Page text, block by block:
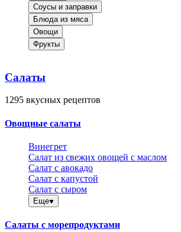
Соусы и заправки
Блюда из мяса
Овощи
Фрукты
Салаты
1295 вкусных рецептов
Овощные салаты
Винегрет
Салат из свежих овощей с маслом
Салат с авокадо
Салат с капустой
Салат с сыром
Еще
Салаты с морепродуктами